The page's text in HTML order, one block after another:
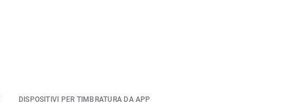
DISPOSITIVI PER TIMBRATURA DA APP